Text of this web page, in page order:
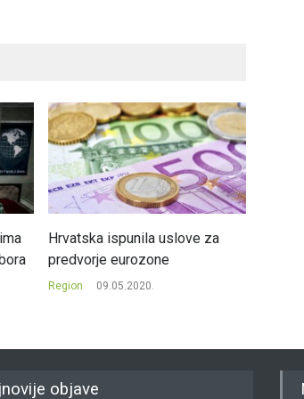
Hrvatska ispunila uslove za
predvorje eurozone
Region 09.05.2020.
objave